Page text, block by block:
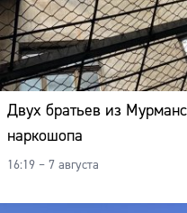
Двух братьев из
наркошопа
16:19 – 7 августа